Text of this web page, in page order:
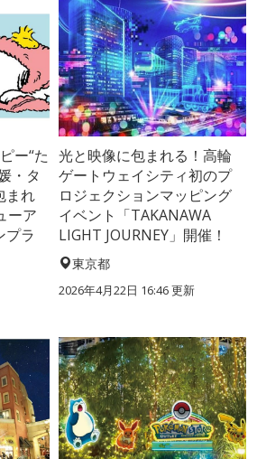
ー“た
・タ
まれ
ーア
プラ
光と映像に包まれる！高輪
ゲートウェイシティ初のプ
ロジェクションマッピング
イベント「TAKANAWA
LIGHT JOURNEY」開催！
東京都
2026年4月22日 16:46 更新